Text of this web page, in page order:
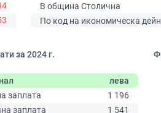
В община Столична
По код на икономическа
за 2024 г.
лева
заплата
1 196
заплата
1 541